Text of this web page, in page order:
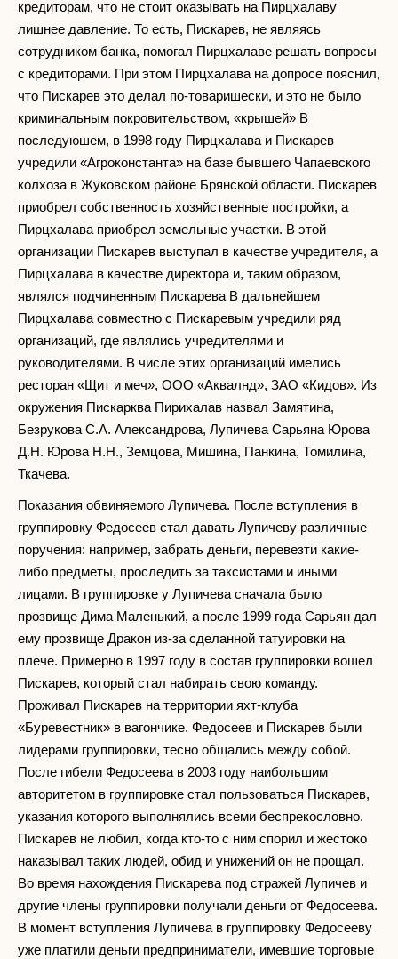
кредиторам, что не стоит оказывать на Пирцхалаву
лишнее давление. То есть, Пискарев, не являясь
сотрудником банка, помогал Пирцхалаве решать вопросы
с кредиторами. При этом Пирцхалава на допросе пояснил,
что Пискарев это делал по-товаришески, и это не было
криминальным покровительством, «крышей» В
последуюшем, в 1998 году Пирцхалава и Пискарев
учредили «Агроконстанта» на базе бывшего Чапаевского
колхоза в Жуковском районе Брянской области. Пискарев
приобрел собственность хозяйственные постройки, а
Пирцхалава приобрел земельные участки. В этой
организации Пискарев выступал в качестве учредителя, а
Пирцхалава в качестве директора и, таким образом,
являлся подчиненным Пискарева В дальнейшем
Пирцхалава совместно с Пискаревым учредили ряд
организаций, где являлись учредителями и
руководителями. В числе этих организаций имелись
ресторан «Щит и меч», ООО «Аквалнд», ЗАО «Кидов». Из
окружения Пискарква Пирихалав назвал Замятина,
Безрукова С.А. Александрова, Лупичева Сарьяна Юрова
Д.Н. Юрова Н.Н., Земцова, Мишина, Панкина, Томилина,
Ткачева.
Показания обвиняемого Лупичева. После вступления в
группировку Федосеев стал давать Лупичеву различные
поручения: например, забрать деньги, перевезти какие-
либо предметы, проследить за таксистами и иными
лицами. В группировке у Лупичева сначала было
прозвище Дима Маленький, а после 1999 года Сарьян дал
ему прозвище Дракон из-за сделанной татуировки на
плече. Примерно в 1997 году в состав группировки вошел
Пискарев, который стал набирать свою команду.
Проживал Пискарев на территории яхт-клуба
«Буревестник» в вагончике. Федосеев и Пискарев были
лидерами группировки, тесно общались между собой.
После гибели Федосеева в 2003 году наибольшим
авторитетом в группировке стал пользоваться Пискарев,
указания которого выполнялись всеми беспрекословно.
Пискарев не любил, когда кто-то с ним спорил и жестоко
наказывал таких людей, обид и унижений он не прощал.
Во время нахождения Пискарева под стражей Лупичев и
другие члены группировки получали деньги от Федосеева.
В момент вступления Лупичева в группировку Федосееву
уже платили деньги предприниматели, имевшие торговые